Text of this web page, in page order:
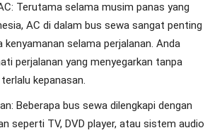
Terutama selama musim panas yang
AC di dalam bus sewa sangat penting
kenyamanan selama perjalanan. Anda
perjalanan yang menyegarkan tanpa
kepanasan.
Beberapa bus sewa dilengkapi dengan
seperti TV, DVD player, atau sistem audio